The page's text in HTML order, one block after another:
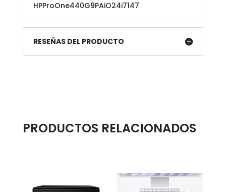
HPProOne440G9PAiO24i7147
RESEÑAS DEL PRODUCTO
PRODUCTOS RELACIONADOS